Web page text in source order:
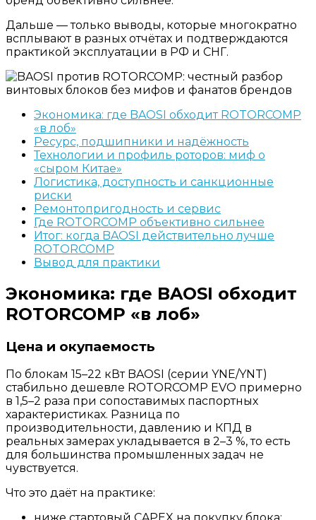
Дальше — только выводы, которые многократно
всплывают в разных отчётах и подтверждаются
практикой эксплуатации в РФ и СНГ.
Экономика: где BAOSI обходит ROTORCOMP
«в лоб»
Ресурс, подшипники и надёжность
Технологии и профиль роторов: миф о
«сыром Китае»
Логистика, доступность и санкционные
риски
Ремонтопригодность и сервис
Где ROTORCOMP объективно сильнее
Итог: когда BAOSI действительно лучше
ROTORCOMP
Вывод для практики
Экономика: где BAOSI обходит
ROTORCOMP «в лоб»
Цена и окупаемость
По блокам 15–22 кВт BAOSI (серии YNE/YNT)
стабильно дешевле ROTORCOMP EVO примерно
в 1,5–2 раза при сопоставимых паспортных
характеристиках. Разница по
производительности, давлению и КПД в
реальных замерах укладывается в 2–3 %, то есть
для большинства промышленных задач не
чувствуется.
Что это даёт на практике: